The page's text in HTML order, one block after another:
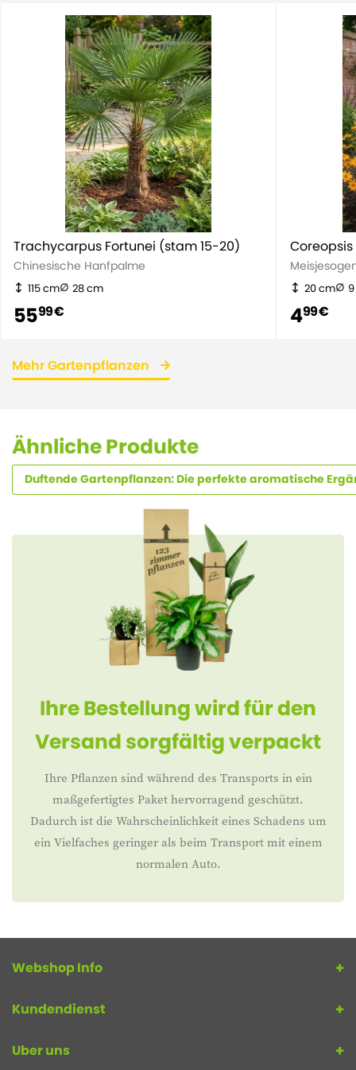
Lebensdauer Zweijährig
Eigenschaft Winterharte
Höhe (inkl.
15,00
Trachycarpus Fortunei (stam 15-20)
Chinesische Hanfpalme
115 cm 28 cm
5599 €
20 cm
499 €
Mehr Gartenpflanzen
Ähnliche Produkte
Duftende Gartenpflanzen: Die perfekte aromatische
Ihre Bestellung wird für den
Versand sorgfältig verpackt
Ihre Pflanzen sind während des Transports in ein
maßgefertigtes Paket hervorragend geschützt.
Dadurch ist die Wahrscheinlichkeit eines Schadens um
ein Vielfaches geringer als beim Transport mit einem
normalen Auto.
Webshop Info
Kundendienst
Uber uns